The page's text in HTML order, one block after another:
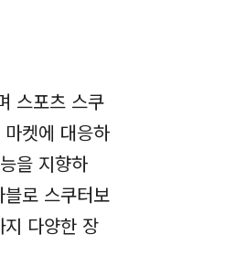
스포츠 스쿠
켓에 대응하
을 지향하
로 스쿠터보
다양한 장